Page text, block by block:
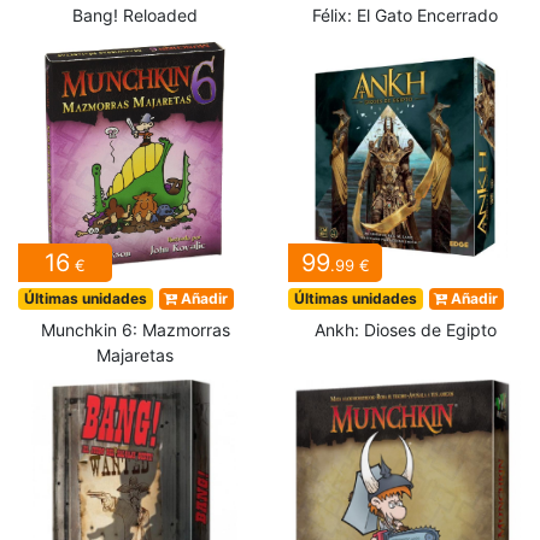
Bang! Reloaded Félix: El Gato Encerrado
16 €
Últimas unidades Añadir
Munchkin 6: Mazmorras
Majaretas
99.99 €
Últimas unidades Añadir
Ankh: Dioses de Egipto